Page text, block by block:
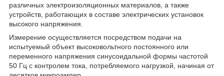
различных электроизоляционных материалов, а также
устройств, работающих в составе электрических установок
высокого напряжения.
Измерение осуществляется посредством подачи на
испытуемый объект высоковольтного постоянного или
переменного напряжения синусоидальной формы частотой
50 Гц с контролем тока, потребляемого нагрузкой, начиная от